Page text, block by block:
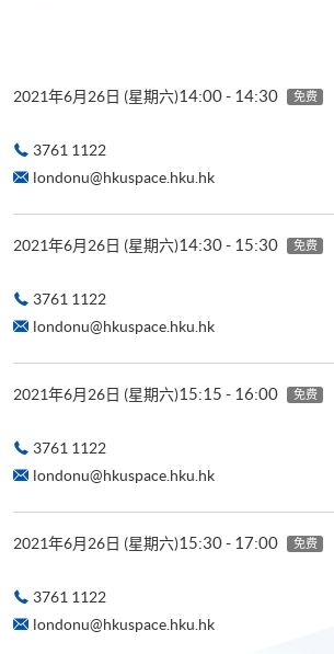
2021年6月26日 (星期六)14:00 - 14:30 免费
3761 1122
londonu@hkuspace.hku.hk
2021年6月26日 (星期六)14:30 - 15:30 免费
3761 1122
londonu@hkuspace.hku.hk
2021年6月26日 (星期六)15:15 - 16:00 免费
3761 1122
londonu@hkuspace.hku.hk
2021年6月26日 (星期六)15:30 - 17:00 免费
3761 1122
londonu@hkuspace.hku.hk